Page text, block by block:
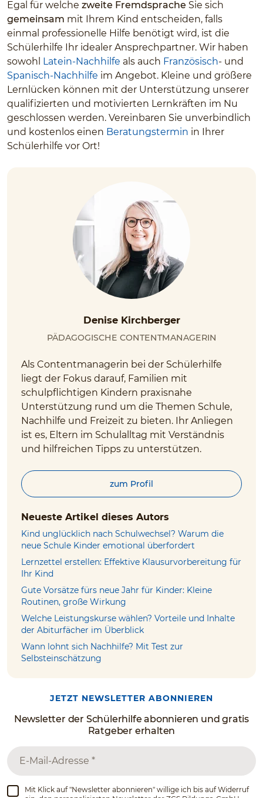
Egal für welche zweite Fremdsprache Sie sich
gemeinsam mit Ihrem Kind entscheiden, falls
einmal professionelle Hilfe benötigt wird, ist die
Schülerhilfe Ihr idealer Ansprechpartner. Wir haben
sowohl Latein-Nachhilfe als auch Französisch- und
Spanisch-Nachhilfe im Angebot. Kleine und größere
Lernlücken können mit der Unterstützung unserer
qualifizierten und motivierten Lernkräften im Nu
geschlossen werden. Vereinbaren Sie unverbindlich
und kostenlos einen Beratungstermin in Ihrer
Schülerhilfe vor Ort!
Denise Kirchberger
Pädagogische Contentmanagerin
Als Contentmanagerin bei der Schülerhilfe
liegt der Fokus darauf, Familien mit
schulpflichtigen Kindern praxisnahe
Unterstützung rund um die Themen Schule,
Nachhilfe und Freizeit zu bieten. Ihr Anliegen
ist es, Eltern im Schulalltag mit Verständnis
und hilfreichen Tipps zu unterstützen.
zum Profil
Neueste Artikel dieses Autors
Kind unglücklich nach Schulwechsel? Warum die
neue Schule Kinder emotional überfordert
Lernzettel erstellen: Effektive Klausurvorbereitung für
Ihr Kind
Gute Vorsätze fürs neue Jahr für Kinder: Kleine
Routinen, große Wirkung
Welche Leistungskurse wählen? Vorteile und Inhalte
der Abiturfächer im Überblick
Wann lohnt sich Nachhilfe? Mit Test zur
Selbsteinschätzung
JETZT NEWSLETTER ABONNIEREN
Newsletter der Schülerhilfe abonnieren und gratis
Ratgeber erhalten
Mit Klick auf "Newsletter abonnieren" willige ich bis auf Widerruf